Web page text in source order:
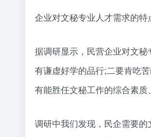
企业对文秘专业人才需求的特
据调研显示，民营企业对文
有谦虚好学的品行;二要肯吃
有能胜任文秘工作的综合素质
调研中我们发现，民企需要